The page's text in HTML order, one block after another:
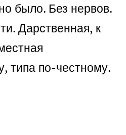
было. Без нервов.
Дарственная, к
типа по-честному.